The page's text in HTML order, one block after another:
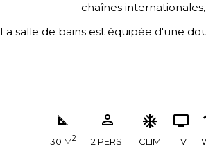
chaînes
La salle de bains est équipée d'une
30 M2 2 PERS. CLIM TV